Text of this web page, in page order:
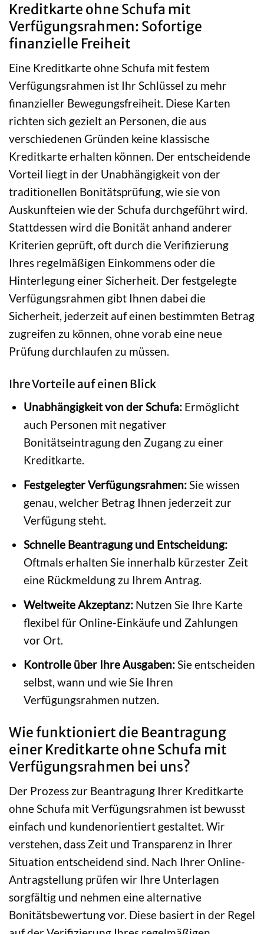
Kreditkarte ohne Schufa mit
Verfügungsrahmen: Sofortige
finanzielle Freiheit
Eine Kreditkarte ohne Schufa mit festem
Verfügungsrahmen ist Ihr Schlüssel zu mehr
finanzieller Bewegungsfreiheit. Diese Karten
richten sich gezielt an Personen, die aus
verschiedenen Gründen keine klassische
Kreditkarte erhalten können. Der entscheidende
Vorteil liegt in der Unabhängigkeit von der
traditionellen Bonitätsprüfung, wie sie von
Auskunfteien wie der Schufa durchgeführt wird.
Stattdessen wird die Bonität anhand anderer
Kriterien geprüft, oft durch die Verifizierung
Ihres regelmäßigen Einkommens oder die
Hinterlegung einer Sicherheit. Der festgelegte
Verfügungsrahmen gibt Ihnen dabei die
Sicherheit, jederzeit auf einen bestimmten Betrag
zugreifen zu können, ohne vorab eine neue
Prüfung durchlaufen zu müssen.
Ihre Vorteile auf einen Blick
Unabhängigkeit von der Schufa:Ermöglicht
auch Personen mit negativer
Bonitätseintragung den Zugang zu einer
Kreditkarte.
Festgelegter Verfügungsrahmen:Sie wissen
genau, welcher Betrag Ihnen jederzeit zur
Verfügung steht.
Schnelle Beantragung und Entscheidung:
Oftmals erhalten Sie innerhalb kürzester Zeit
eine Rückmeldung zu Ihrem Antrag.
Weltweite Akzeptanz:Nutzen Sie Ihre Karte
flexibel für Online-Einkäufe und Zahlungen
vor Ort.
Kontrolle über Ihre Ausgaben:Sie entscheiden
selbst, wann und wie Sie Ihren
Verfügungsrahmen nutzen.
Wie funktioniert die Beantragung
einer Kreditkarte ohne Schufa mit
Verfügungsrahmen bei uns?
Der Prozess zur Beantragung Ihrer Kreditkarte
ohne Schufa mit Verfügungsrahmen ist bewusst
einfach und kundenorientiert gestaltet. Wir
verstehen, dass Zeit und Transparenz in Ihrer
Situation entscheidend sind. Nach Ihrer Online-
Antragstellung prüfen wir Ihre Unterlagen
sorgfältig und nehmen eine alternative
Bonitätsbewertung vor. Diese basiert in der Regel